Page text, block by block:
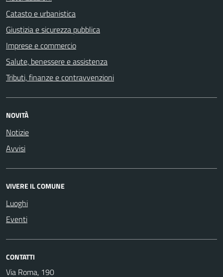
Catasto e urbanistica
Giustizia e sicurezza pubblica
Imprese e commercio
Salute, benessere e assistenza
Tributi, finanze e contravvenzioni
NOVITÀ
Notizie
Avvisi
VIVERE IL COMUNE
Luoghi
Eventi
CONTATTI
Via Roma, 190